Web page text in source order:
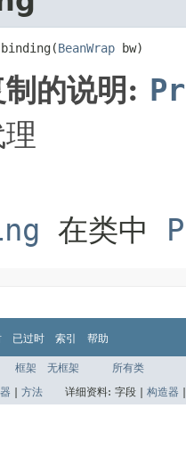
BeanWrap bw)
的说明:
在类中
已过时 索引 帮助
框架 无框架
所有类
方法 详细资料: 字段 | 构造器